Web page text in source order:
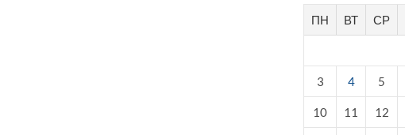
ПН ВТ СР
3 4 5
10 11 12